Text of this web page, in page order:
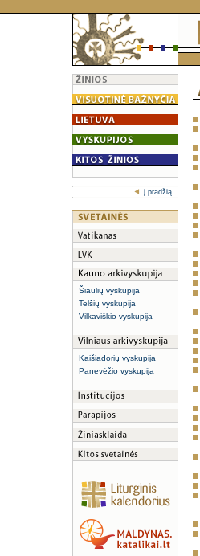
į pradžią
Šiaulių vyskupija
Telšių vyskupija
Vilkaviškio vyskupija
Kaišiadorių vyskupija
Panevėžio vyskupija